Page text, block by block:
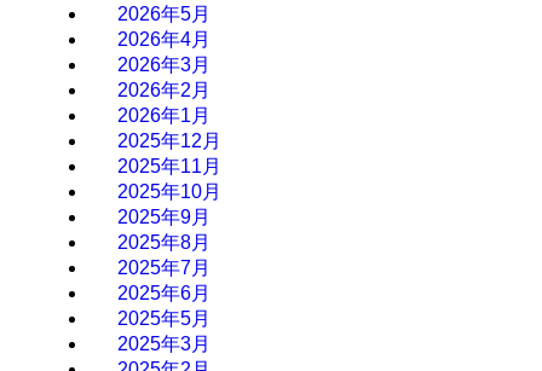
2026年5月
2026年4月
2026年3月
2026年2月
2026年1月
2025年12月
2025年11月
2025年10月
2025年9月
2025年8月
2025年7月
2025年6月
2025年5月
2025年3月